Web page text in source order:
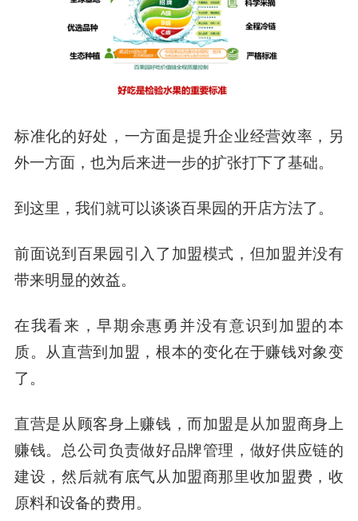
标准化的好处，一方面是提升企业经营效率，另
外一方面，也为后来进一步的扩张打下了基础。
到这里，我们就可以谈谈百果园的开店方法了。
前面说到百果园引入了加盟模式，但加盟并没有
带来明显的效益。
在我看来，早期余惠勇并没有意识到加盟的本
质。 从直营到加盟，根本的变化在于赚钱对象变
了。
直营是从顾客身上赚钱，而加盟是从加盟商身上
赚钱。总公司负责做好品牌管理，做好供应链的
建设，然后就有底气从加盟商那里收加盟费，收
原料和设备的费用。